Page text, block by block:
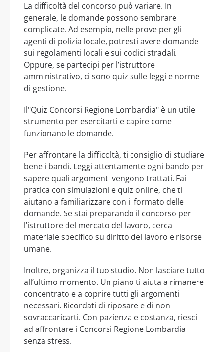
La difficoltà del concorso può variare. In
generale, le domande possono sembrare
complicate. Ad esempio, nelle prove per gli
agenti di polizia locale, potresti avere domande
sui regolamenti locali e sui codici stradali.
Oppure, se partecipi per l’istruttore
amministrativo, ci sono quiz sulle leggi e norme
di gestione.
Il"Quiz Concorsi Regione Lombardia" è un utile
strumento per esercitarti e capire come
funzionano le domande.
Per affrontare la difficoltà, ti consiglio di studiare
bene i bandi. Leggi attentamente ogni bando per
sapere quali argomenti vengono trattati. Fai
pratica con simulazioni e quiz online, che ti
aiutano a familiarizzare con il formato delle
domande. Se stai preparando il concorso per
l’istruttore del mercato del lavoro, cerca
materiale specifico su diritto del lavoro e risorse
umane.
Inoltre, organizza il tuo studio. Non lasciare tutto
all’ultimo momento. Un piano ti aiuta a rimanere
concentrato e a coprire tutti gli argomenti
necessari. Ricordati di riposare e di non
sovraccaricarti. Con pazienza e costanza, riesci
ad affrontare i Concorsi Regione Lombardia
senza stress.